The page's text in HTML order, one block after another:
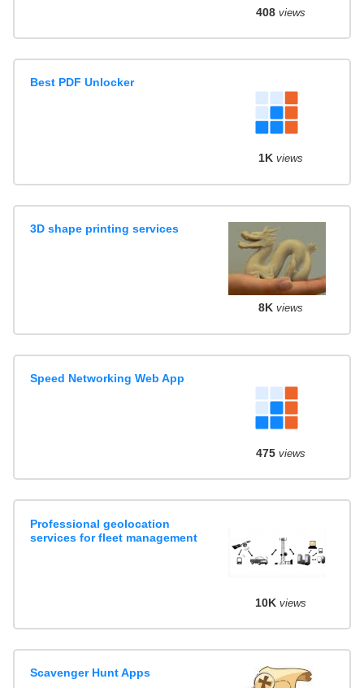
408views
Best PDF Unlocker
1K views
3D shape printing services
8K views
Speed Networking Web App
475views
Professional geolocation
services for fleet management
10K views
Scavenger Hunt Apps